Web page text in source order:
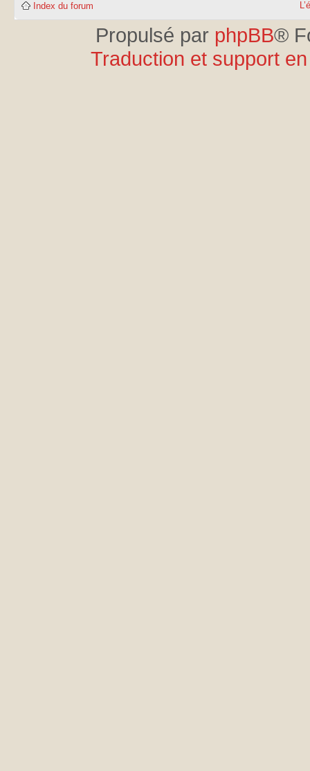
Index du forum
Propulsé par phpBB®
Traduction et support